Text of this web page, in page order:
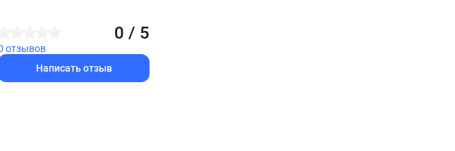
0 / 5
отзывов
Написать отзыв